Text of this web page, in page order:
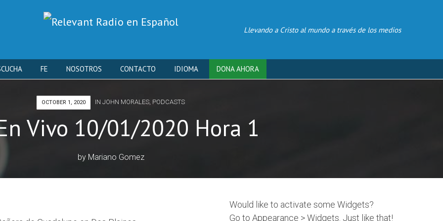
Llevando a Cristo al mundo a través de los medios
Skip
content
FE NOSOTROS CONTACTO IDIOMA DONA AHORA
OCTOBER 1, 2020 IN JOHN MORALES, PODCASTS
Vivo 10/01/2020 Hora 1
by Mariano Gomez
Would like to activate some Widgets?
Go to Appearance > Widgets. Just like that!